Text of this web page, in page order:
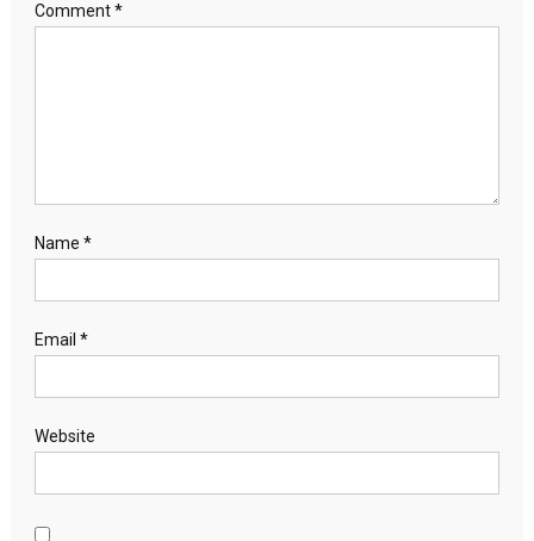
Comment*
Name *
Email *
Website